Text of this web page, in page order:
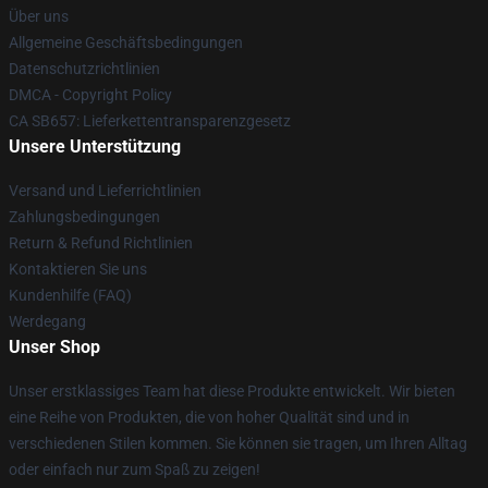
Über uns
Allgemeine Geschäftsbedingungen
Datenschutzrichtlinien
DMCA - Copyright Policy
CA SB657: Lieferkettentransparenzgesetz
Unsere Unterstützung
Versand und Lieferrichtlinien
Zahlungsbedingungen
Return & Refund Richtlinien
Kontaktieren Sie uns
Kundenhilfe (FAQ)
Werdegang
Unser Shop
Unser erstklassiges Team hat diese Produkte entwickelt. Wir bieten
eine Reihe von Produkten, die von hoher Qualität sind und in
verschiedenen Stilen kommen. Sie können sie tragen, um Ihren Alltag
oder einfach nur zum Spaß zu zeigen!